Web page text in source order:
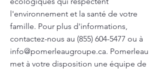
l'environnement et la santé de votre
famille. Pour plus d'informations,
contactez-nous au (855) 604-5477 ou à
info@pomerleaugroupe.ca. Pomerleau
met à votre disposition une équipe de